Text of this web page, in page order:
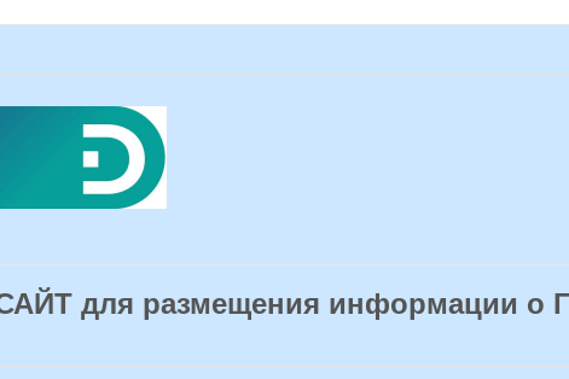
для размещения информации о